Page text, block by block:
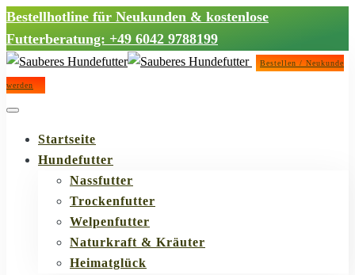
Bestellhotline für Neukunden & kostenlose
Futterberatung: +49 6042 9788199
Bestellen / Neukunde
werden
Startseite
Hundefutter
Nassfutter
Trockenfutter
Welpenfutter
Naturkraft & Kräuter
Heimatglück